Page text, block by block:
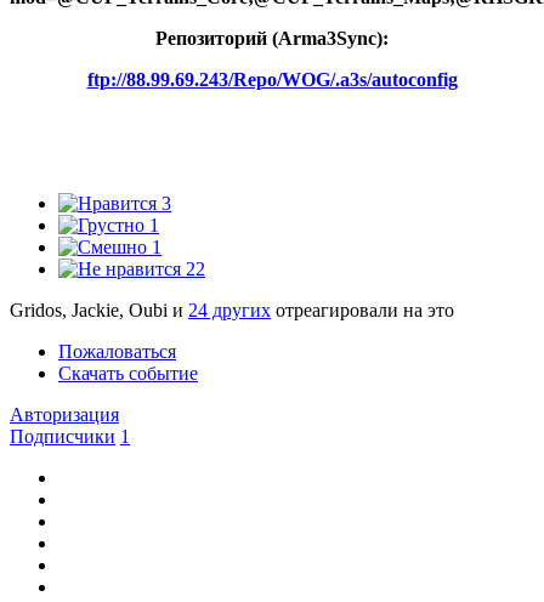
Репозиторий (Arma3Synс):
ftp://88.99.69.243/Repo/WOG/.a3s/autoconfig
3
1
1
22
Gridos, Jackie, Oubi и 24 других отреагировали на это
Пожаловаться
Скачать событие
Авторизация
Подписчики 1